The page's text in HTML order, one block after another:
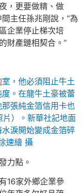
，更要做精、做
主任孫兆剛說，“為
企業停止梯次培
財產鏈相契合。”
室，他必須阻止牛土
。在龍牛土豪被蕾
張純金箔信用卡也
）。新華社記地面
淚開始變成金箔碎
速繪 攝
力點。
16家外鄉企業參